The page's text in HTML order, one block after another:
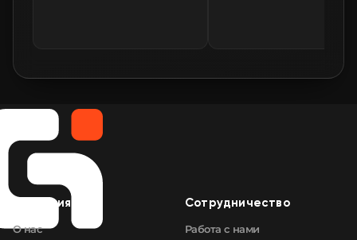
FN $0.80🛒
FN
FN
FN
Компания
О нас
Сотрудничество
Работа с нами